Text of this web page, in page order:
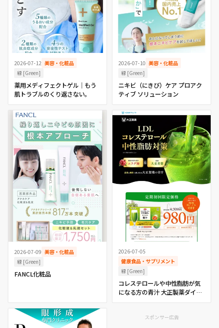
2026-07-12 美容・化粧品
緑 [Green]
薬用メディフェクトゲル｜もう
肌トラブルのくり返さない。
2026-07-10 美容・化粧品
緑 [Green]
ニキビ（にきび）ケア プロアク
ティブ ソリューション
2026-07-09 美容・化粧品
緑 [Green]
FANCL化粧品
2026-07-05
健康食品・サプリメント
緑 [Green]
コレステロールや中性脂肪が気
になる方の青汁 大正製薬ダイレ
クトオンラインショップ
スポンサー広告